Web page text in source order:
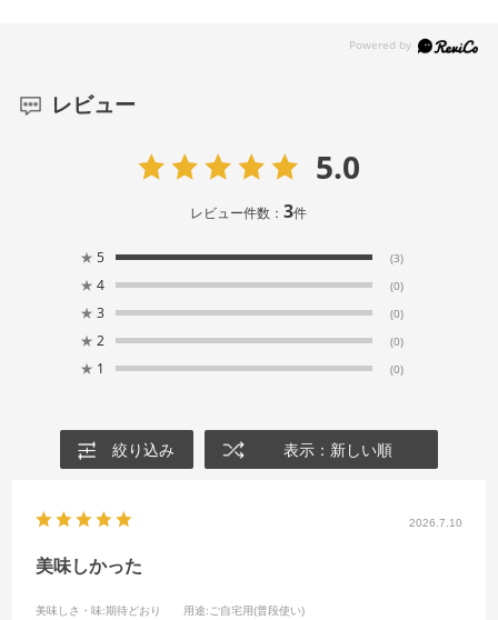
レビュー
5.0
レビュー件数：3件
★ 5 (3)
★ 4 (0)
★ 3 (0)
★ 2 (0)
★ 1 (0)
絞り込み 表示：新しい順
2026.7.10
美味しかった
美味しさ・味:期待どおり 用途:ご自宅用(普段使い)